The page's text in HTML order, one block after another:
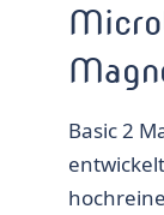
Basic 2